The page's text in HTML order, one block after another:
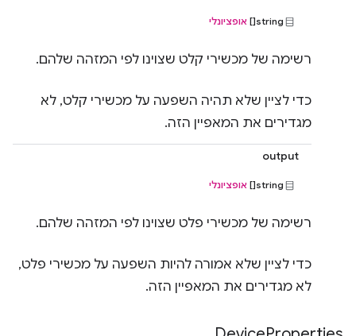
string[] אופציונלי
רשימה של מכשירי קלט שצוינו לפי המזהה שלהם.
כדי לציין שלא תהיה השפעה על מכשירי קלט, לא
מגדירים את המאפיין הזה.
output
string[] אופציונלי
רשימה של מכשירי פלט שצוינו לפי המזהה שלהם.
כדי לציין שלא אמורה להיות השפעה על מכשירי פלט,
לא מגדירים את המאפיין הזה.